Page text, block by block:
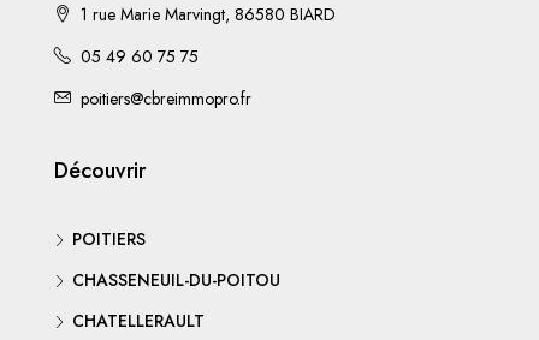
1 rue Marie Marvingt, 86580 BIARD
05 49 60 75 75
poitiers@cbreimmopro.fr
Découvrir
POITIERS
CHASSENEUIL-DU-POITOU
CHATELLERAULT